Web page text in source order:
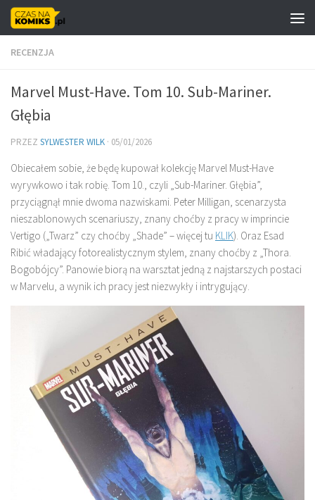
Skip to content
RECENZJA
Marvel Must-Have. Tom 10. Sub-Mariner.
Głębia
PRZEZ SYLWESTER WILK · 05/01/2026
Obiecałem sobie, że będę kupował kolekcję Marvel Must-Have
wyrywkowo i tak robię. Tom 10., czyli „Sub-Mariner. Głębia”,
przyciągnął mnie dwoma nazwiskami. Peter Milligan, scenarzysta
nieszablonowych scenariuszy, znany choćby z pracy w imprincie
Vertigo („Twarz” czy choćby „Shade” – więcej tu KLIK). Oraz Esad
Ribić władający fotorealistycznym stylem, znany choćby z „Thora.
Bogobójcy”. Panowie biorą na warsztat jedną z najstarszych postaci
w Marvelu, a wynik ich pracy jest niezwykły i intrygujący.